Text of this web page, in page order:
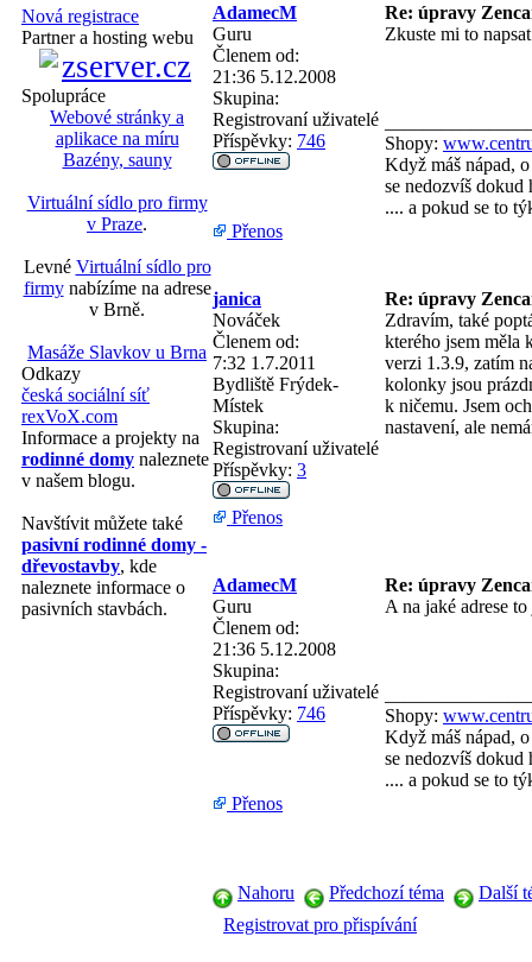
Nová registrace
Partner a hosting webu
Spolupráce
Webové stránky a
aplikace na míru
Bazény, sauny
Virtuální sídlo pro firmy
v Praze.
Levné Virtuální sídlo pro
firmynabízíme na adrese
v Brně.
Masáže Slavkov u Brna
Odkazy
česká sociální síť
rexVoX.com
Informace a projekty na
rodinné domy naleznete
v našem blogu.
Navštívit můžete také
pasivní rodinné domy -
dřevostavby, kde
naleznete informace o
pasivních stavbách.
AdamecM
Re: úpravy
Guru
Členem od:
21:36 5.12.2008
Skupina:
Registrovaní uživatelé
Příspěvky: 746
Zkuste mi to
Shopy:
Když máš nápad,
se nedozvíš dokud
.... a pokud se to
Přenos
janica
Re: úpravy
Nováček
Členem od:
7:32 1.7.2011
Bydliště Frýdek-
Místek
Skupina:
Registrovaní uživatelé
Příspěvky: 3
Zdravím, také
kterého jsem měla
verzi 1.3.9, zatím
kolonky jsou
k ničemu. Jsem
nastavení, ale
Přenos
AdamecM
Re: úpravy
Guru
Členem od:
21:36 5.12.2008
Skupina:
Registrovaní uživatelé
Příspěvky: 746
A na jaké adrese to
Shopy:
Když máš nápad,
se nedozvíš dokud
.... a pokud se to
Přenos
Nahoru Předchozí téma
Další
Registrovat pro přispívání